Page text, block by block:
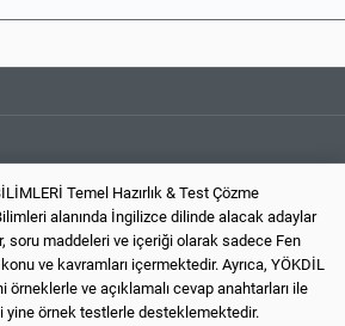
Temel Hazırlık & Test Çözme
alanında İngilizce dilinde alacak adaylar
soru maddeleri ve içeriği olarak sadece Fen
ve kavramları içermektedir. Ayrıca, YÖKDİL
örneklerle ve açıklamalı cevap anahtarları ile
yine örnek testlerle desteklemektedir.